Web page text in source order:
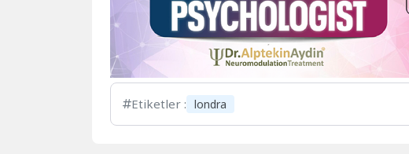
Etiketler : londra